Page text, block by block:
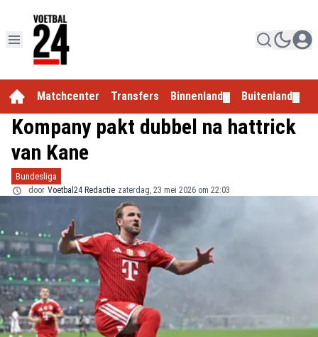
Matchcenter Transfers Binnenland Buitenland
Kompany pakt dubbel na hattrick
van Kane
Bundesliga
door Voetbal24 Redactie zaterdag, 23 mei 2026 om 22:03